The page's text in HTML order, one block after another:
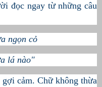
đọc ngay từ những câu
ngọn cỏ
lá nào"
cảm. Chữ không thừa